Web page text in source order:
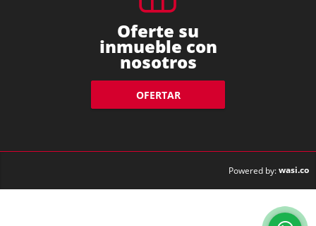
Oferte su
inmueble con
nosotros
OFERTAR
Powered by:wasi.co